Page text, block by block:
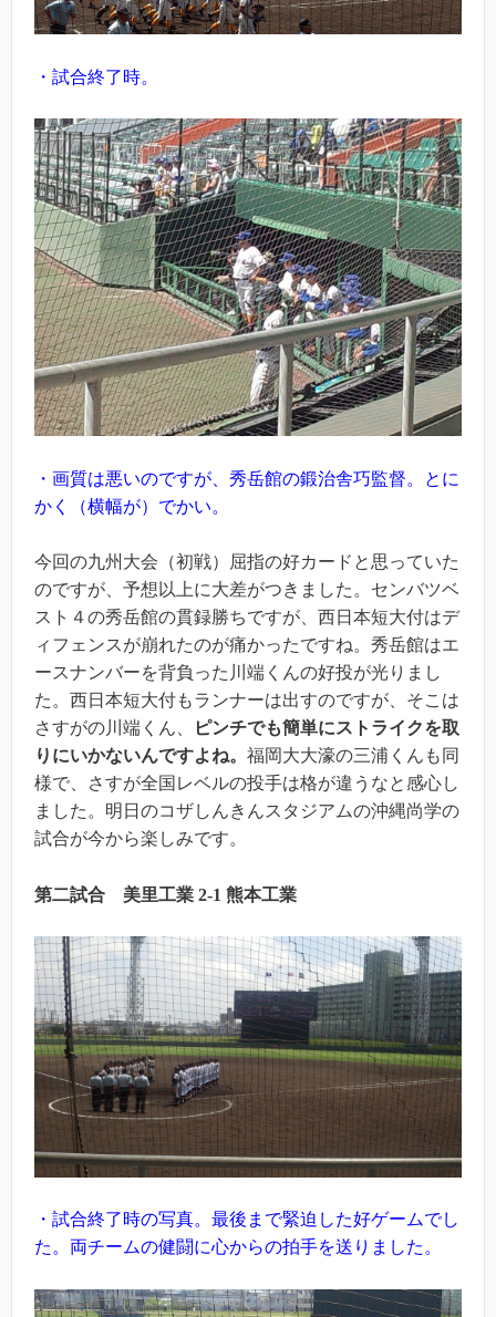
・試合終了時。
・画質は悪いのですが、秀岳館の鍛治舎巧監督。とに
かく（横幅が）でかい。
今回の九州大会（初戦）屈指の好カードと思っていた
のですが、予想以上に大差がつきました。センバツベ
スト４の秀岳館の貫録勝ちですが、西日本短大付はデ
ィフェンスが崩れたのが痛かったですね。秀岳館はエ
ースナンバーを背負った川端くんの好投が光りまし
た。西日本短大付もランナーは出すのですが、そこは
さすがの川端くん、
ピンチでも簡単にストライクを取
りにいかないんですよね。 福岡大大濠の三浦くんも同
様で、さすが全国レベルの投手は格が違うなと感心し
ました。明日のコザしんきんスタジアムの沖縄尚学の
試合が今から楽しみです。
第二試合 美里工業 2-1 熊本工業
・試合終了時の写真。最後まで緊迫した好ゲームでし
た。両チームの健闘に心からの拍手を送りました。